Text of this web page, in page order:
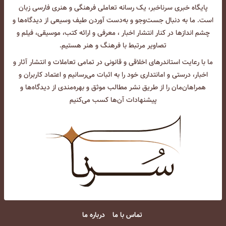
پایگاه خبری سرناخبر، یک رسانه تعاملی فرهنگی و هنری فارسی زبان
است. ما به دنبال جست‌و‌جو و به‌دست آوردن طیف وسیعی از دیدگاه‌ها و
چشم انداز‌ها در کنار انتشار اخبار ، معرفی و ارائه کتب، موسیقی، فیلم و
تصاویر مرتبط با فرهنگ و هنر هستیم.
ما با رعایت استاندرهای اخلاقی و قانونی در تمامی تعاملات و انتشار آثار و
اخبار، درستی و امانتداری خود را به اثبات می‌رسانیم و اعتماد کاربران و
همراهان‌مان را از طریق نشر مطالب موثق و بهره‌مندی از دیدگاه‌ها و
پیشنهادات آن‌ها کسب می‌کنیم
تماس با ما درباره ما